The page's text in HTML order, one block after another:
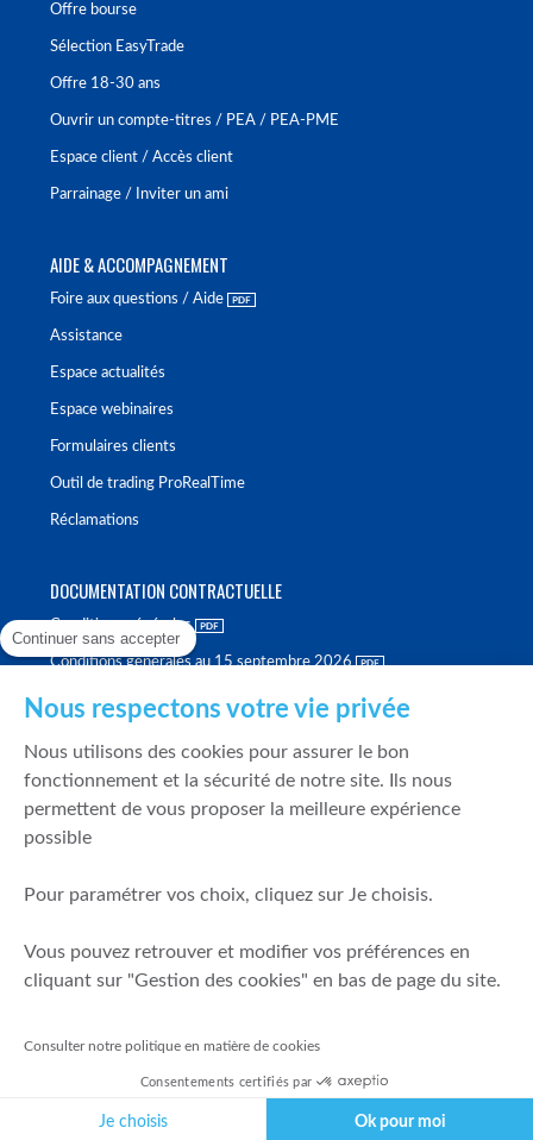
Offre bourse
Sélection EasyTrade
Offre 18-30 ans
Ouvrir un compte-titres / PEA / PEA-PME
Espace client / Accès client
Parrainage / Inviter un ami
AIDE & ACCOMPAGNEMENT
Foire aux questions / Aide
Assistance
Espace actualités
Espace webinaires
Formulaires clients
Outil de trading ProRealTime
Réclamations
DOCUMENTATION CONTRACTUELLE
Conditions générales
Conditions générales au 15 septembre 2026
Politique de meilleure sélection
Politique de durabilité
Fonds de garantie des dépôts et de résolution
Mentions légales
Prévention de la fraude
Politique de gestion des conflits d'intérêts
Continuer sans accepter
Nous respectons votre vie privée
Nous utilisons des cookies pour assurer le bon
fonctionnement et la sécurité de notre site. Ils nous
permettent de vous proposer la meilleure expérience
possible
Pour paramétrer vos choix, cliquez sur Je choisis.
Vous pouvez retrouver et modifier vos préférences en
cliquant sur "Gestion des cookies" en bas de page du site.
Consulter notre politique en matière de cookies
Consentements certifiés par
Je choisis Ok pour moi